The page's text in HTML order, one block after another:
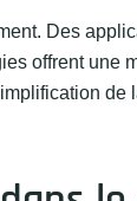
Des
offrent une
de